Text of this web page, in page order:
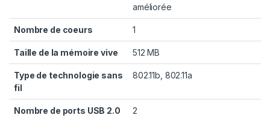
améliorée
Nombre de coeurs ‎1
Taille de la mémoire vive ‎512 MB
Type de technologie sans
fil
‎802.11b, 802.11a
Nombre de ports USB 2.0 ‎2